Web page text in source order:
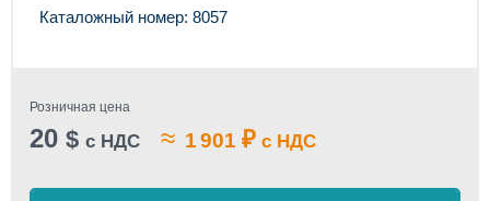
Каталожный номер: 8057
Розничная цена
20 $ с НДС ≈ 1 901 ₽ с НДС